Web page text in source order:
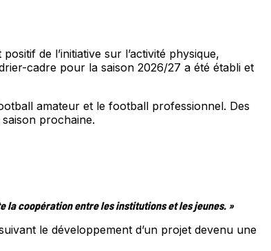
de l’initiative sur l’activité physique,
cadre pour la saison 2026/27 a été établi et
amateur et le football professionnel. Des
prochaine.
la coopération entre les institutions et les jeunes. »
le développement d’un projet devenu une